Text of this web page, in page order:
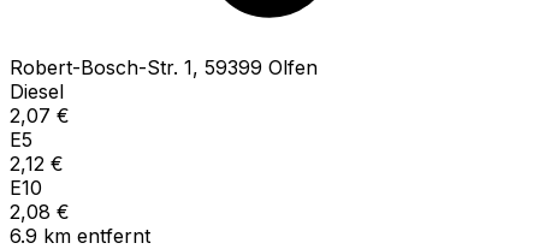
Robert-Bosch-Str. 1, 59399 Olfen
Diesel
2,07 €
E5
2,12 €
E10
2,08 €
6.9 km entfernt